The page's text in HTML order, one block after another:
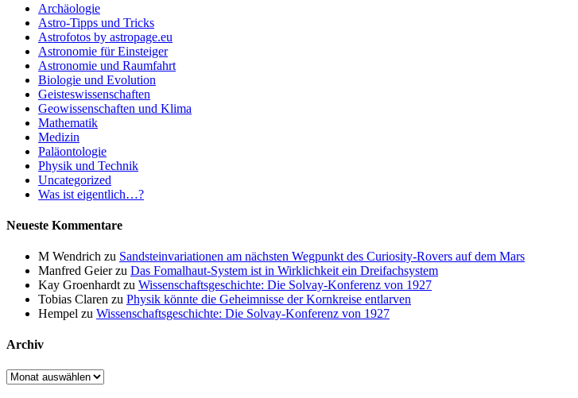
Archäologie
Astro-Tipps und Tricks
Astrofotos by astropage.eu
Astronomie für Einsteiger
Astronomie und Raumfahrt
Biologie und Evolution
Geisteswissenschaften
Geowissenschaften und Klima
Mathematik
Medizin
Paläontologie
Physik und Technik
Uncategorized
Was ist eigentlich…?
Neueste Kommentare
M Wendrich zu Sandsteinvariationen am nächsten Wegpunkt des Curiosity-Rovers auf dem Mars
Manfred Geierzu Das Fomalhaut-System ist in Wirklichkeit ein Dreifachsystem
Kay Groenhardt zu Wissenschaftsgeschichte: Die Solvay-Konferenz von 1927
Tobias Claren zu Physik könnte die Geheimnisse der Kornkreise entlarven
Hempel zu Wissenschaftsgeschichte: Die Solvay-Konferenz von 1927
Archiv
Archiv